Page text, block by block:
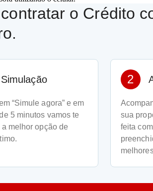
o Crédito
Simulação
“Simule agora” e em
5 minutos vamos te
a melhor opção de
2
sua
feita